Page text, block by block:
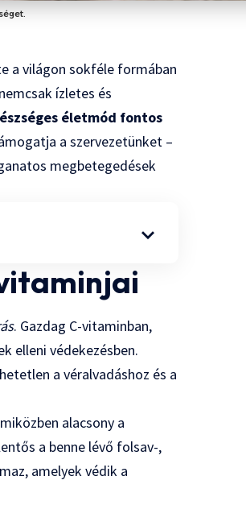
a világon sokféle formában
ízletes és
életmód fontos
a szervezetünket –
megbetegedések
. Gazdag C-vitaminban,
elleni védekezésben.
a véralvadáshoz és a
alacsony a
a benne lévő folsav-,
amelyek védik a